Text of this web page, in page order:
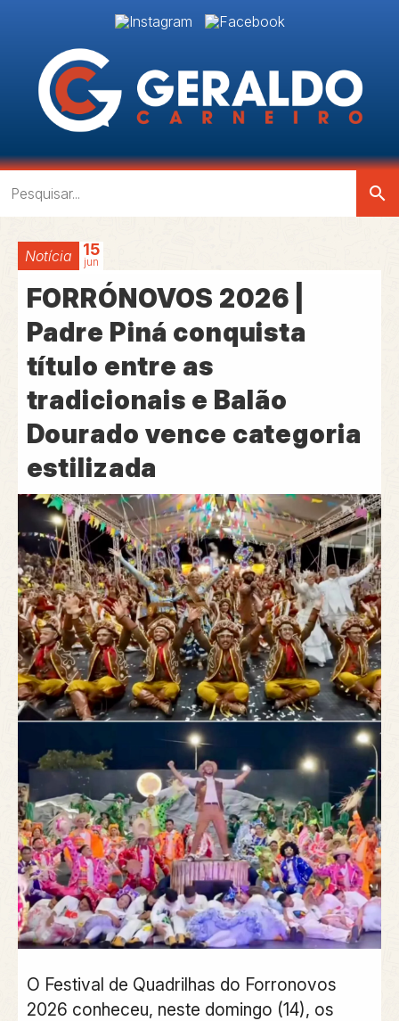
search
Notícia 15
jun
FORRÓNOVOS 2026 |
Padre Piná conquista
título entre as
tradicionais e Balão
Dourado vence categoria
estilizada
O Festival de Quadrilhas do Forronovos
2026 conheceu, neste domingo (14), os